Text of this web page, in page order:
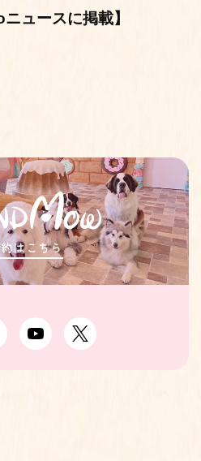
ュースに掲載】
はこちら